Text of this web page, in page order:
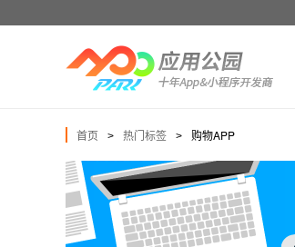
首页 > 热门标签 > 购物APP